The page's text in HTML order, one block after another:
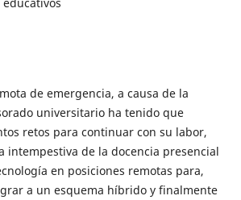
de emergencia, a causa de la
universitario ha tenido que
retos para continuar con su labor,
intempestiva de la docencia presencial
en posiciones remotas para,
a un esquema híbrido y finalmente